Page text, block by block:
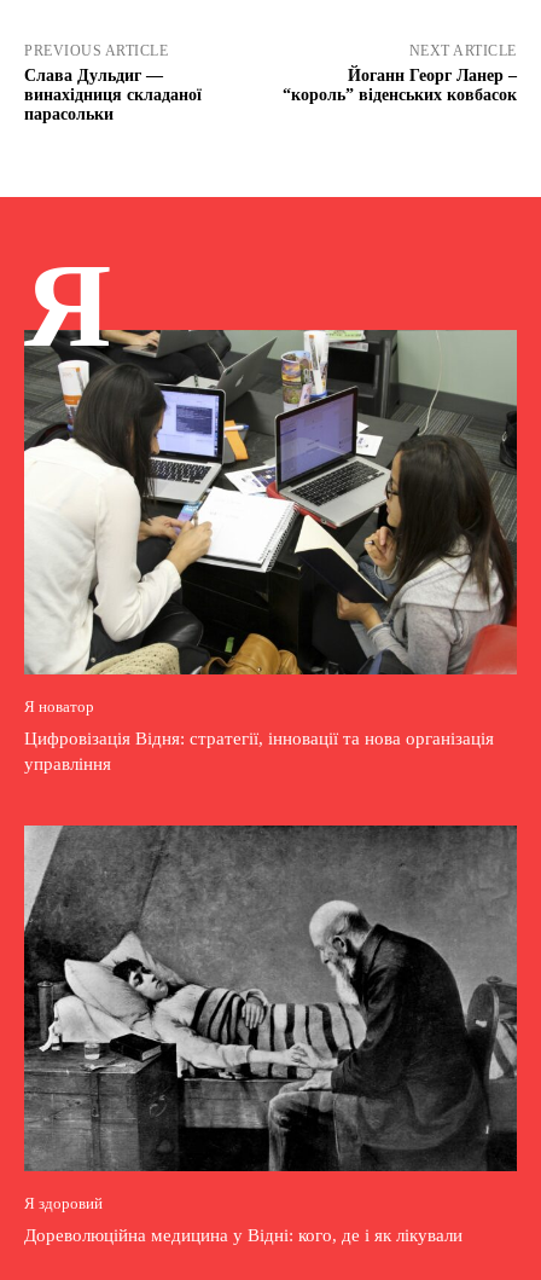
PREVIOUS ARTICLE
Слава Дульдиг —
винахідниця складаної
парасольки
NEXT ARTICLE
Йоганн Георг Ланер –
“король” віденських ковбасок
Я
Я новатор
Цифровізація Відня: стратегії, інновації та нова організація
управління
Я здоровий
Дореволюційна медицина у Відні: кого, де і як лікували